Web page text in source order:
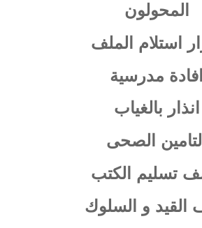
المحولون
استلام الملف
افادة مدرسية
انذار بالغياب
التامين الصحى
تسليم الكتب
القيد و السلوك